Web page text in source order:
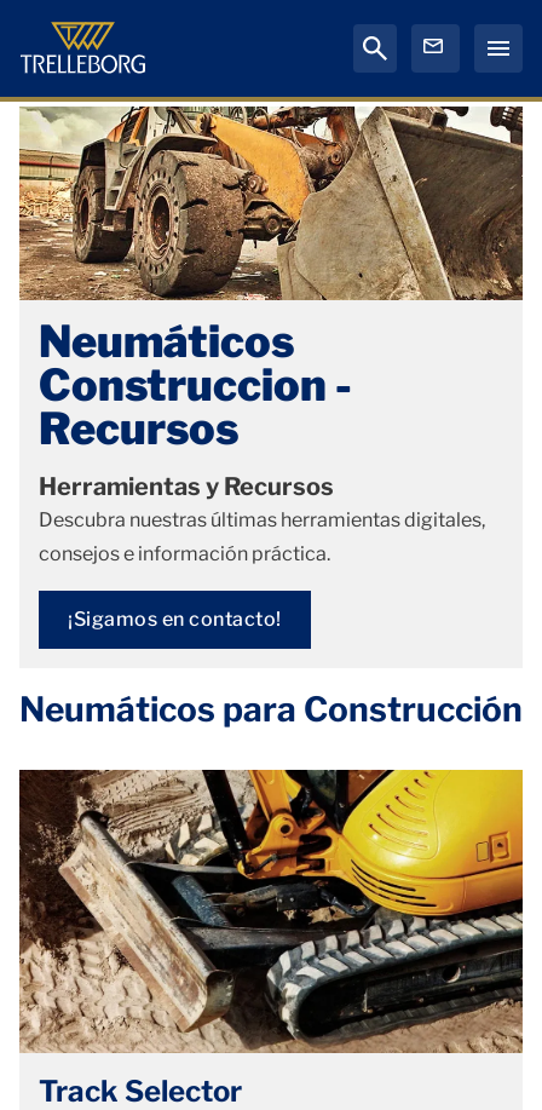
Neumáticos
Construccion -
Recursos
Herramientas y Recursos
Descubra nuestras últimas herramientas digitales,
consejos e información práctica.
¡Sigamos en contacto!
Neumáticos para Construcción
Track Selector